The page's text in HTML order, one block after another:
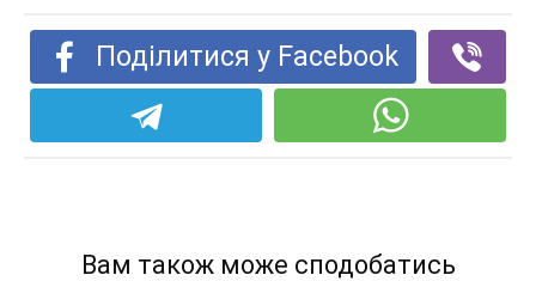
Поділитися у Facebook
Вам також може сподобатись